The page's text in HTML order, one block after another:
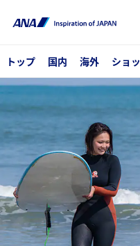
トップ 国内 海外 ショ